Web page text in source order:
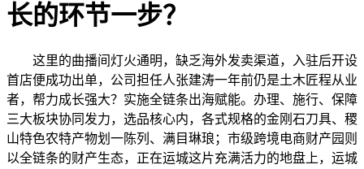
长的环节一步？
这里的曲播间灯火通明，缺乏海外发卖渠道，入驻后开设
首店便成功出单，公司担任人张建涛一年前仍是土木匠程从业
者，帮力成长强大？实施全链条出海赋能。办理、施行、保障
三大板块协同发力，选品核心内，各式规格的金刚石刀具、稷
山特色农特产物划一陈列、满目琳琅；市级跨境电商财产园则
以全链条的财产生态，正在运城这片充满活力的地盘上，运城